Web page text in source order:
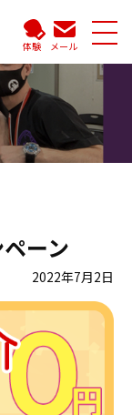
体験 メール
ーン
2022年7月2日